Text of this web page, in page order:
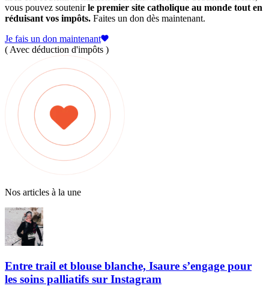
vous pouvez soutenirle premier site catholique au monde tout en
réduisant vos impôts. Faites un don dès maintenant.
Je fais un don maintenant
( Avec déduction d'impôts )
Nos articles à la une
Entre trail et blouse blanche, Isaure s’engage pour
les soins palliatifs sur Instagram